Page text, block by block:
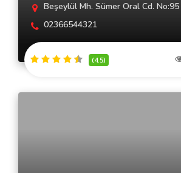
Beşeylül Mh. Sümer Oral Cd. No:95
02366544321
(4.5)